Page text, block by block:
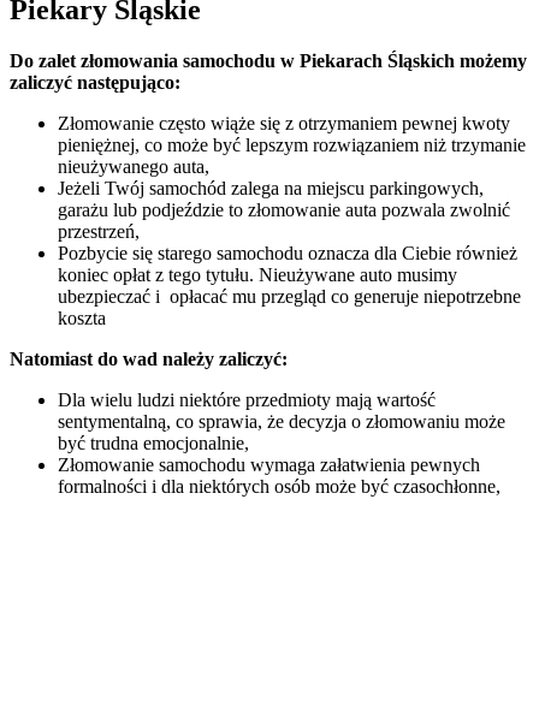
Piekary Śląskie
Do zalet złomowania samochodu w Piekarach Śląskich możemy
zaliczyć następująco:
Złomowanie często wiąże się z otrzymaniem pewnej kwoty
pieniężnej, co może być lepszym rozwiązaniem niż trzymanie
nieużywanego auta,
Jeżeli Twój samochód zalega na miejscu parkingowych,
garażu lub podjeździe to złomowanie auta pozwala zwolnić
przestrzeń,
Pozbycie się starego samochodu oznacza dla Ciebie również
koniec opłat z tego tytułu. Nieużywane auto musimy
ubezpieczać i opłacać mu przegląd co generuje niepotrzebne
koszta
Natomiast do wad należy zaliczyć:
Dla wielu ludzi niektóre przedmioty mają wartość
sentymentalną, co sprawia, że decyzja o złomowaniu może
być trudna emocjonalnie,
Złomowanie samochodu wymaga załatwienia pewnych
formalności i dla niektórych osób może być czasochłonne,